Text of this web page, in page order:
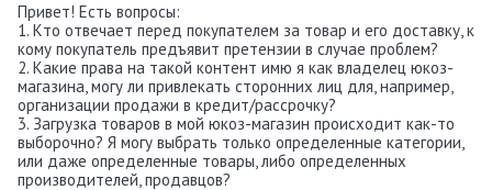
Привет! Есть вопросы:
1. Кто отвечает перед покупателем за товар и его доставку, к
кому покупатель предъявит претензии в случае проблем?
2. Какие права на такой контент имю я как владелец юкоз-
магазина, могу ли привлекать сторонних лиц для, например,
организации продажи в кредит/рассрочку?
3. Загрузка товаров в мой юкоз-магазин происходит как-то
выборочно? Я могу выбрать только определенные категории,
или даже определенные товары, либо определенных
производителей, продавцов?